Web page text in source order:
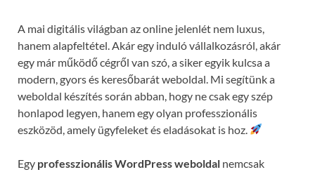
A mai digitális világban az online jelenlét nem luxus,
hanem alapfeltétel. Akár egy induló vállalkozásról, akár
egy már működő cégről van szó, a siker egyik kulcsa a
modern, gyors és keresőbarát weboldal. Mi segítünk a
weboldal készítés során abban, hogy ne csak egy szép
honlapod legyen, hanem egy olyan professzionális
eszközöd, amely ügyfeleket és eladásokat is hoz.
Egy professzionális WordPress weboldal nemcsak